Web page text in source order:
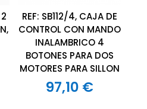
REF: SB112/4, CAJA DE
CONTROL CON MANDO
INALAMBRICO 4
BOTONES PARA DOS
MOTORES PARA SILLON
97,10 €